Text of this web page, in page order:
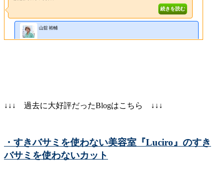
↓↓↓ 過去に大好評だったBlogはこちら ↓↓↓
・すきバサミを使わない美容室『Luciro』のすき
バサミを使わないカット